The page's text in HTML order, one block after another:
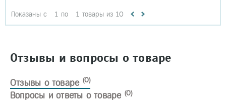
Показаны с 1 по 1 товары из 10
Отзывы и вопросы о товаре
Отзывы о товаре (0)
Вопросы и ответы о товаре (0)